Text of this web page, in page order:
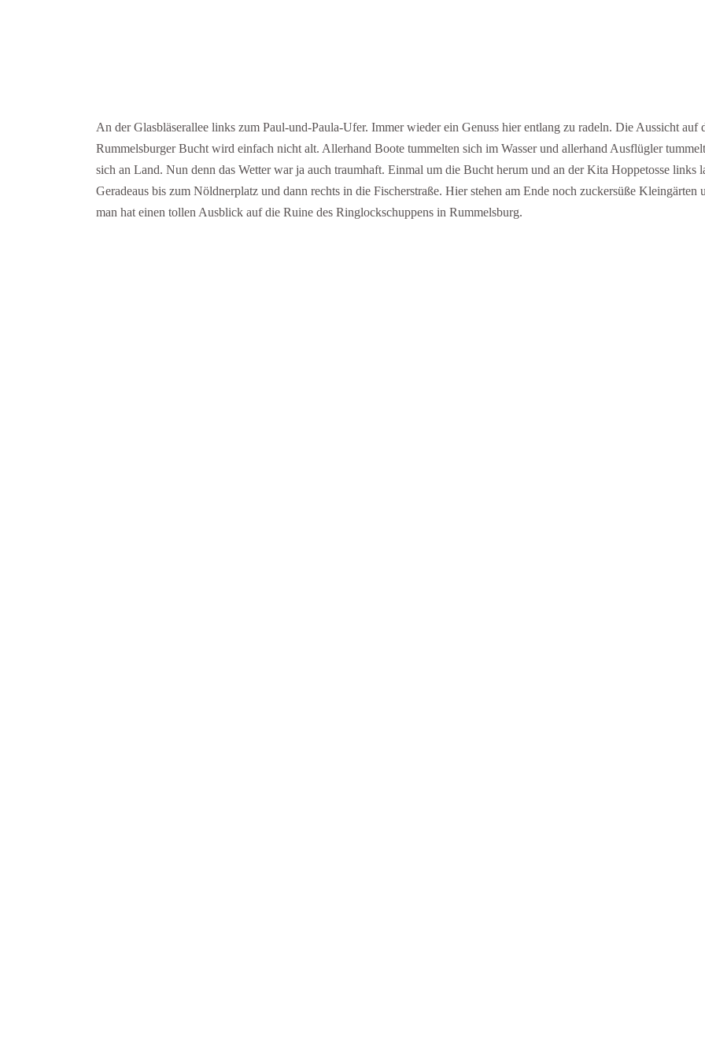
An der Glasbläserallee links zum Paul-und-Paula-Ufer. Immer wieder ein Genuss hier entlang zu radeln. Die Aussicht auf
Rummelsburger Bucht wird einfach nicht alt. Allerhand Boote tummelten sich im Wasser und allerhand Ausflügler
sich an Land. Nun denn das Wetter war ja auch traumhaft. Einmal um die Bucht herum und an der Kita Hoppetosse links
Geradeaus bis zum Nöldnerplatz und dann rechts in die Fischerstraße. Hier stehen am Ende noch zuckersüße Kleingärten
man hat einen tollen Ausblick auf die Ruine des Ringlockschuppens in Rummelsburg.